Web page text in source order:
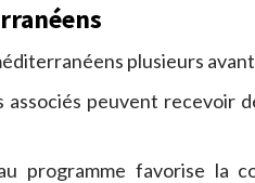
plusieurs
peuvent recevoir
programme favorise la